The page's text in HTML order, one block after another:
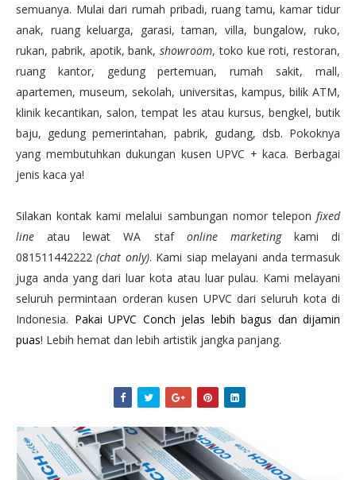
semuanya. Mulai dari rumah pribadi, ruang tamu, kamar tidur
anak, ruang keluarga, garasi, taman, villa, bungalow, ruko,
rukan, pabrik, apotik, bank, showroom, toko kue roti, restoran,
ruang kantor, gedung pertemuan, rumah sakit, mall,
apartemen, museum, sekolah, universitas, kampus, bilik ATM,
klinik kecantikan, salon, tempat les atau kursus, bengkel, butik
baju, gedung pemerintahan, pabrik, gudang, dsb. Pokoknya
yang membutuhkan dukungan kusen UPVC + kaca. Berbagai
jenis kaca ya!
Silakan kontak kami melalui sambungan nomor telepon fixed
line atau lewat WA staf online marketingkami di
081511442222(chat only). Kami siap melayani anda termasuk
juga anda yang dari luar kota atau luar pulau. Kami melayani
seluruh permintaan orderan kusen UPVC dari seluruh kota di
Indonesia. Pakai UPVC Conch jelas lebih bagus dan dijamin
puas! Lebih hemat dan lebih artistik jangka panjang.